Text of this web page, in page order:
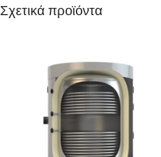
Σχετικά προϊόντα